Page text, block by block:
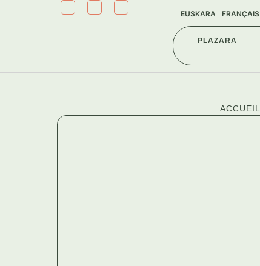
EUSKARA FRANÇAIS
PLAZARA
ACCUEIL